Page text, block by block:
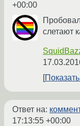
+00:00
слетают
Ответ на:
17:13:55 +00:00